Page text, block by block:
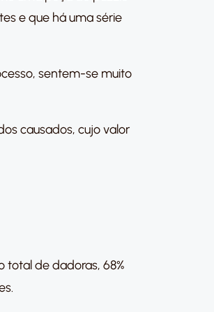
e que há uma série
sentem-se muito
causados, cujo valor
total de dadoras, 68%